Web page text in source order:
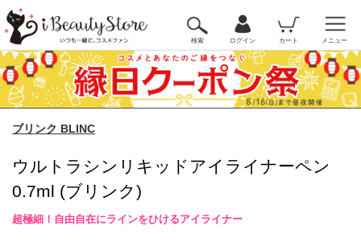
検索 ログイン カート メニュー
ブリンク BLINC
ウルトラシンリキッドアイライナーペン
0.7ml (ブリンク)
超極細！自由自在にラインをひけるアイライナー